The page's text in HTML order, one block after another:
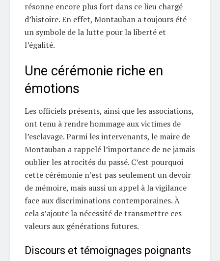
résonne encore plus fort dans ce lieu chargé
d’histoire. En effet, Montauban a toujours été
un symbole de la lutte pour la liberté et
l’égalité.
Une cérémonie riche en
émotions
Les officiels présents, ainsi que les associations,
ont tenu à rendre hommage aux victimes de
l’esclavage. Parmi les intervenants, le maire de
Montauban a rappelé l’importance de ne jamais
oublier les atrocités du passé. C’est pourquoi
cette cérémonie n’est pas seulement un devoir
de mémoire, mais aussi un appel à la vigilance
face aux discriminations contemporaines. À
cela s’ajoute la nécessité de transmettre ces
valeurs aux générations futures.
Discours et témoignages poignants